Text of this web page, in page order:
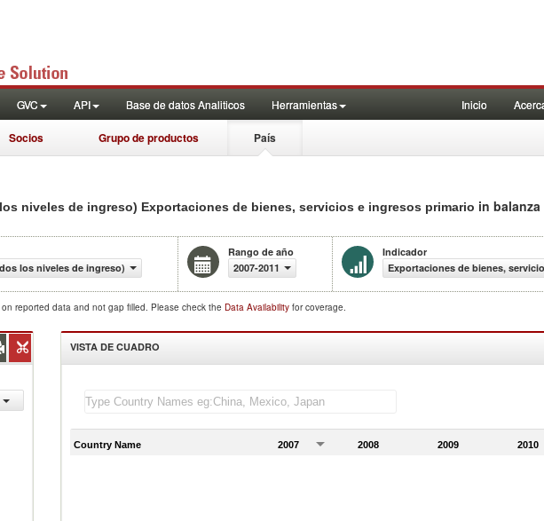
GVC API Base de datos Analiticos Herramientas Inicio
Socios Grupo de productos País
niveles de ingreso) Exportaciones de bienes, servicios e ingresos primario in
los niveles de ingreso)
Rango de año
2007-2011
Indicador
Exportaciones de bienes,
reported data and not gap filled. Please check the Data Availability for coverage.
VISTA DE CUADRO
Country Name 2007 2008 2009 2010